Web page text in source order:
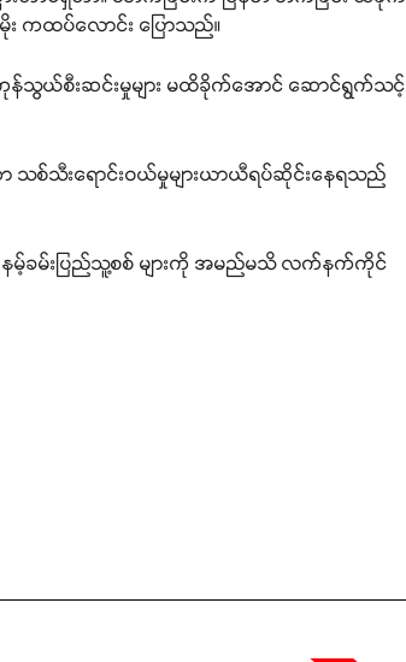
ကထပ်လောင်း ပြောသည်။
န်သွယ်စီးဆင်းမှုများ မထိခိုက်အောင် ဆောင်ရွက်သင့်
သစ်သီးရောင်းဝယ်မှုများယာယီရပ်ဆိုင်းနေရသည်
မ့်ခမ်းပြည်သူ့စစ် များကို အမည်မသိ လက်နက်ကိုင်